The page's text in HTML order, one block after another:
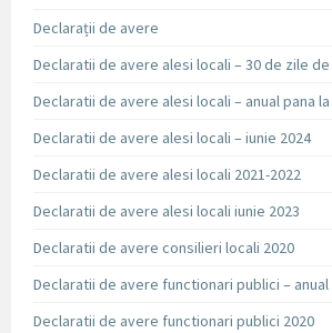
Declarații de avere
Declaratii de avere alesi locali – 30 de zile de
Declaratii de avere alesi locali – anual pana la
Declaratii de avere alesi locali – iunie 2024
Declaratii de avere alesi locali 2021-2022
Declaratii de avere alesi locali iunie 2023
Declaratii de avere consilieri locali 2020
Declaratii de avere functionari publici – anual
Declaratii de avere functionari publici 2020